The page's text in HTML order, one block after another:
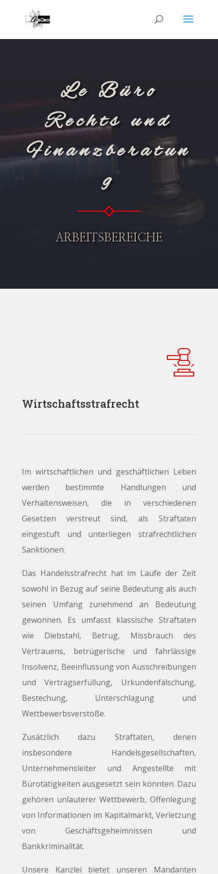
Le Büro
Rechts und
Finanzberatun
g
ARBEITSBEREICHE
Wirtschaftsstrafrecht
Im wirtschaftlichen und geschäftlichen Leben
werden bestimmte Handlungen und
Verhaltensweisen, die in verschiedenen
Gesetzen verstreut sind, als Straftaten
eingestuft und unterliegen strafrechtlichen
Sanktionen.
Das Handelsstrafrecht hat im Laufe der Zeit
sowohl in Bezug auf seine Bedeutung als auch
seinen Umfang zunehmend an Bedeutung
gewonnen. Es umfasst klassische Straftaten
wie Diebstahl, Betrug, Missbrauch des
Vertrauens, betrügerische und fahrlässige
Insolvenz, Beeinflussung von Ausschreibungen
und Vertragserfüllung, Urkundenfälschung,
Bestechung, Unterschlagung und
Wettbewerbsverstöße.
Zusätzlich dazu Straftaten, denen
insbesondere Handelsgesellschaften,
Unternehmensleiter und Angestellte mit
Bürotätigkeiten ausgesetzt sein könnten. Dazu
gehören unlauterer Wettbewerb, Offenlegung
von Informationen im Kapitalmarkt, Verletzung
von Geschäftsgeheimnissen und
Bankkriminalität.
Unsere Kanzlei bietet unseren Mandanten